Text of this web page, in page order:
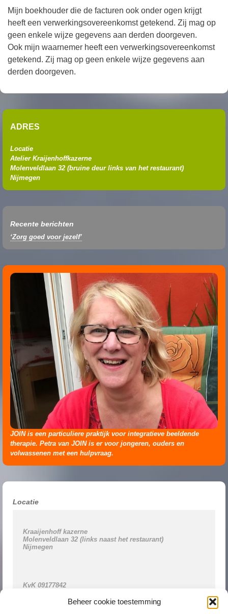
Beheer cookie toestemming
Mijn boekhouder die de facturen ook onder ogen krijgt
heeft een verwerkingsovereenkomst getekend. Zij mag op
geen enkele wijze gegevens aan derden doorgeven.
Ook mijn waarnemer heeft een verwerkingsovereenkomst
getekend. Zij mag op geen enkele wijze gegevens aan
derden doorgeven.
ADRES
Locatie
Atelier Kraijenhoffkazerne
Molenveldlaan 32 (bruine deur links van het restaurant)
Nijmegen
Recente berichten
‘Zorg goed voor jezelf’
JOIN is een particuliere praktijk voor integratieve beeldende
therapie. Petra van JOIN is er voor jongeren, ouders en
volwassenen met een hulpvraag.
Locatie
Kraaijenhoff kazerne
Molenveldlaan 32 (links naast het restaurant)
Nijmegen
KvK
BTW-id NL001361109B28